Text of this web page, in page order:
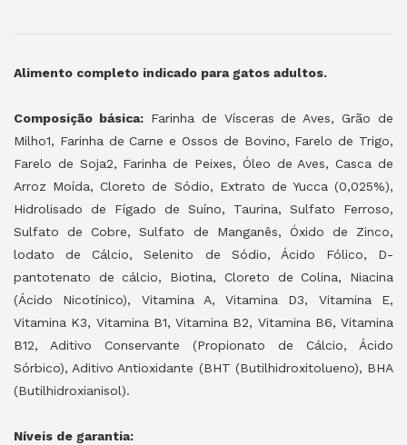
Alimento completo indicado para gatos adultos.
Composição básica:Farinha de Vísceras de Aves, Grão de
Milho1, Farinha de Carne e Ossos de Bovino, Farelo de Trigo,
Farelo de Soja2, Farinha de Peixes, Óleo de Aves, Casca de
Arroz Moída, Cloreto de Sódio, Extrato de Yucca (0,025%),
Hidrolisado de Fígado de Suíno, Taurina, Sulfato Ferroso,
Sulfato de Cobre, Sulfato de Manganês, Óxido de Zinco,
lodato de Cálcio, Selenito de Sódio, Ácido Fólico, D-
pantotenato de cálcio, Biotina, Cloreto de Colina, Niacina
(Ácido Nicotínico), Vitamina A, Vitamina D3, Vitamina E,
Vitamina K3, Vitamina B1, Vitamina B2, Vitamina B6, Vitamina
B12, Aditivo Conservante (Propionato de Cálcio, Ácido
Sórbico), Aditivo Antioxidante (BHT (Butilhidroxitolueno), BHA
(Butilhidroxianisol).
Níveis de garantia: